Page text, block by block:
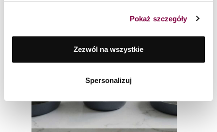
Pokaż szczegóły
Zezwól na wszystkie
Spersonalizuj